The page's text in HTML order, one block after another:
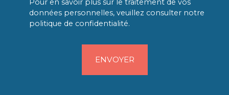
Pour en savoir plus sur le traitement de vos
données personnelles, veuillez consulter notre
politique de confidentialité.
ENVOYER